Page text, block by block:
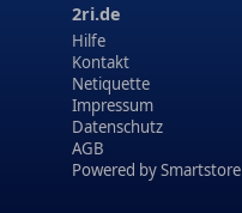
2ri.de
Hilfe
Kontakt
Netiquette
Impressum
Datenschutz
AGB
Powered bySmartstore